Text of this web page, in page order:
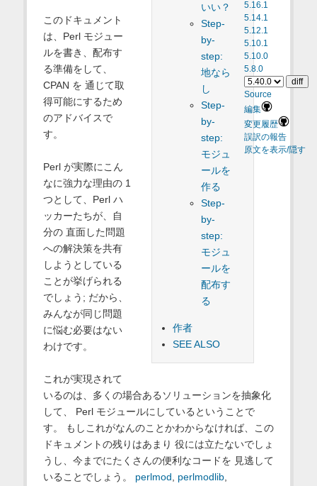
5.16.1
5.14.1
5.12.1
5.10.1
5.10.0
5.8.0
Source
編集
変更履歴
誤訳の報告
原文を表示/隠す
いい？
Step-
by-
step:
地なら
し
Step-
by-
step:
モジュ
ールを
作る
Step-
by-
step:
モジュ
ールを
配布す
る
作者
SEE ALSO
このドキュメント
は、Perl モジュー
ルを書き、配布す
る準備をして、
CPAN を 通じて取
得可能にするため
のアドバイスで
す。
Perl が実際にこん
なに強力な理由の 1
つとして、Perl ハ
ッカーたちが、自
分の 直面した問題
への解決策を共有
しようとしている
ことが挙げられる
でしょう; だから、
みんなが同じ問題
に悩む必要はない
わけです。
これが実現されて
いるのは、多くの場合あるソリューションを抽象化
して、 Perl モジュールにしているということで
す。 もしこれがなんのことかわからなければ、この
ドキュメントの残りはあまり 役には立たないでしょ
うし、今までにたくさんの便利なコードを 見逃して
いることでしょう。 perlmod perlmodlib,